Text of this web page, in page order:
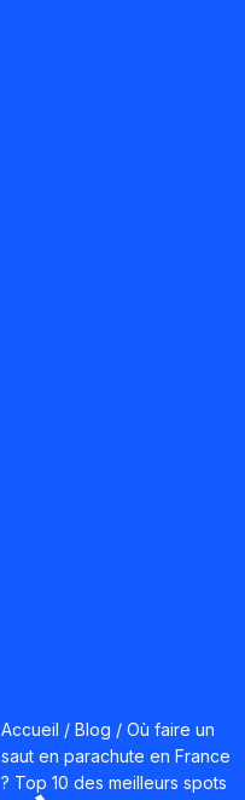
Accueil / Blog / Où faire un
saut en parachute en France
? Top 10 des meilleurs spots